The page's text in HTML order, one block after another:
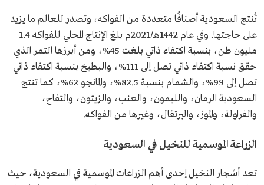
تُنتج السعودية أصنافًا متعددة من الفواكه، وتصدر للعالم ما يزيد
على حاجتها. وفي عام 1442هـ/2021م بلغ الإنتاج المحلي للفواكه 1.4
مليون طن، بنسبة اكتفاء ذاتي بلغت 45%، ومن أبرزها التمر الذي
حقق نسبة اكتفاء ذاتي تصل إلى 111%، والبطيخ بنسبة اكتفاء ذاتي
تصل إلى 99%، والشمام بنسبة 82.5%، والمانجو 62%، كما تنتج
السعودية الرمان، والليمون، والعنب، والزيتون، والتفاح،
والفراولة، والموز، والبرتقال، وغيرها من الفواكه.
الزراعة الموسمية للنخيل في السعودية
تعد أشجار النخيل إحدى أهم الزراعات الموسمية في السعودية، حيث